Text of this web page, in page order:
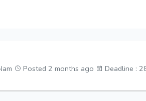
Posted 2 months ago Deadline :